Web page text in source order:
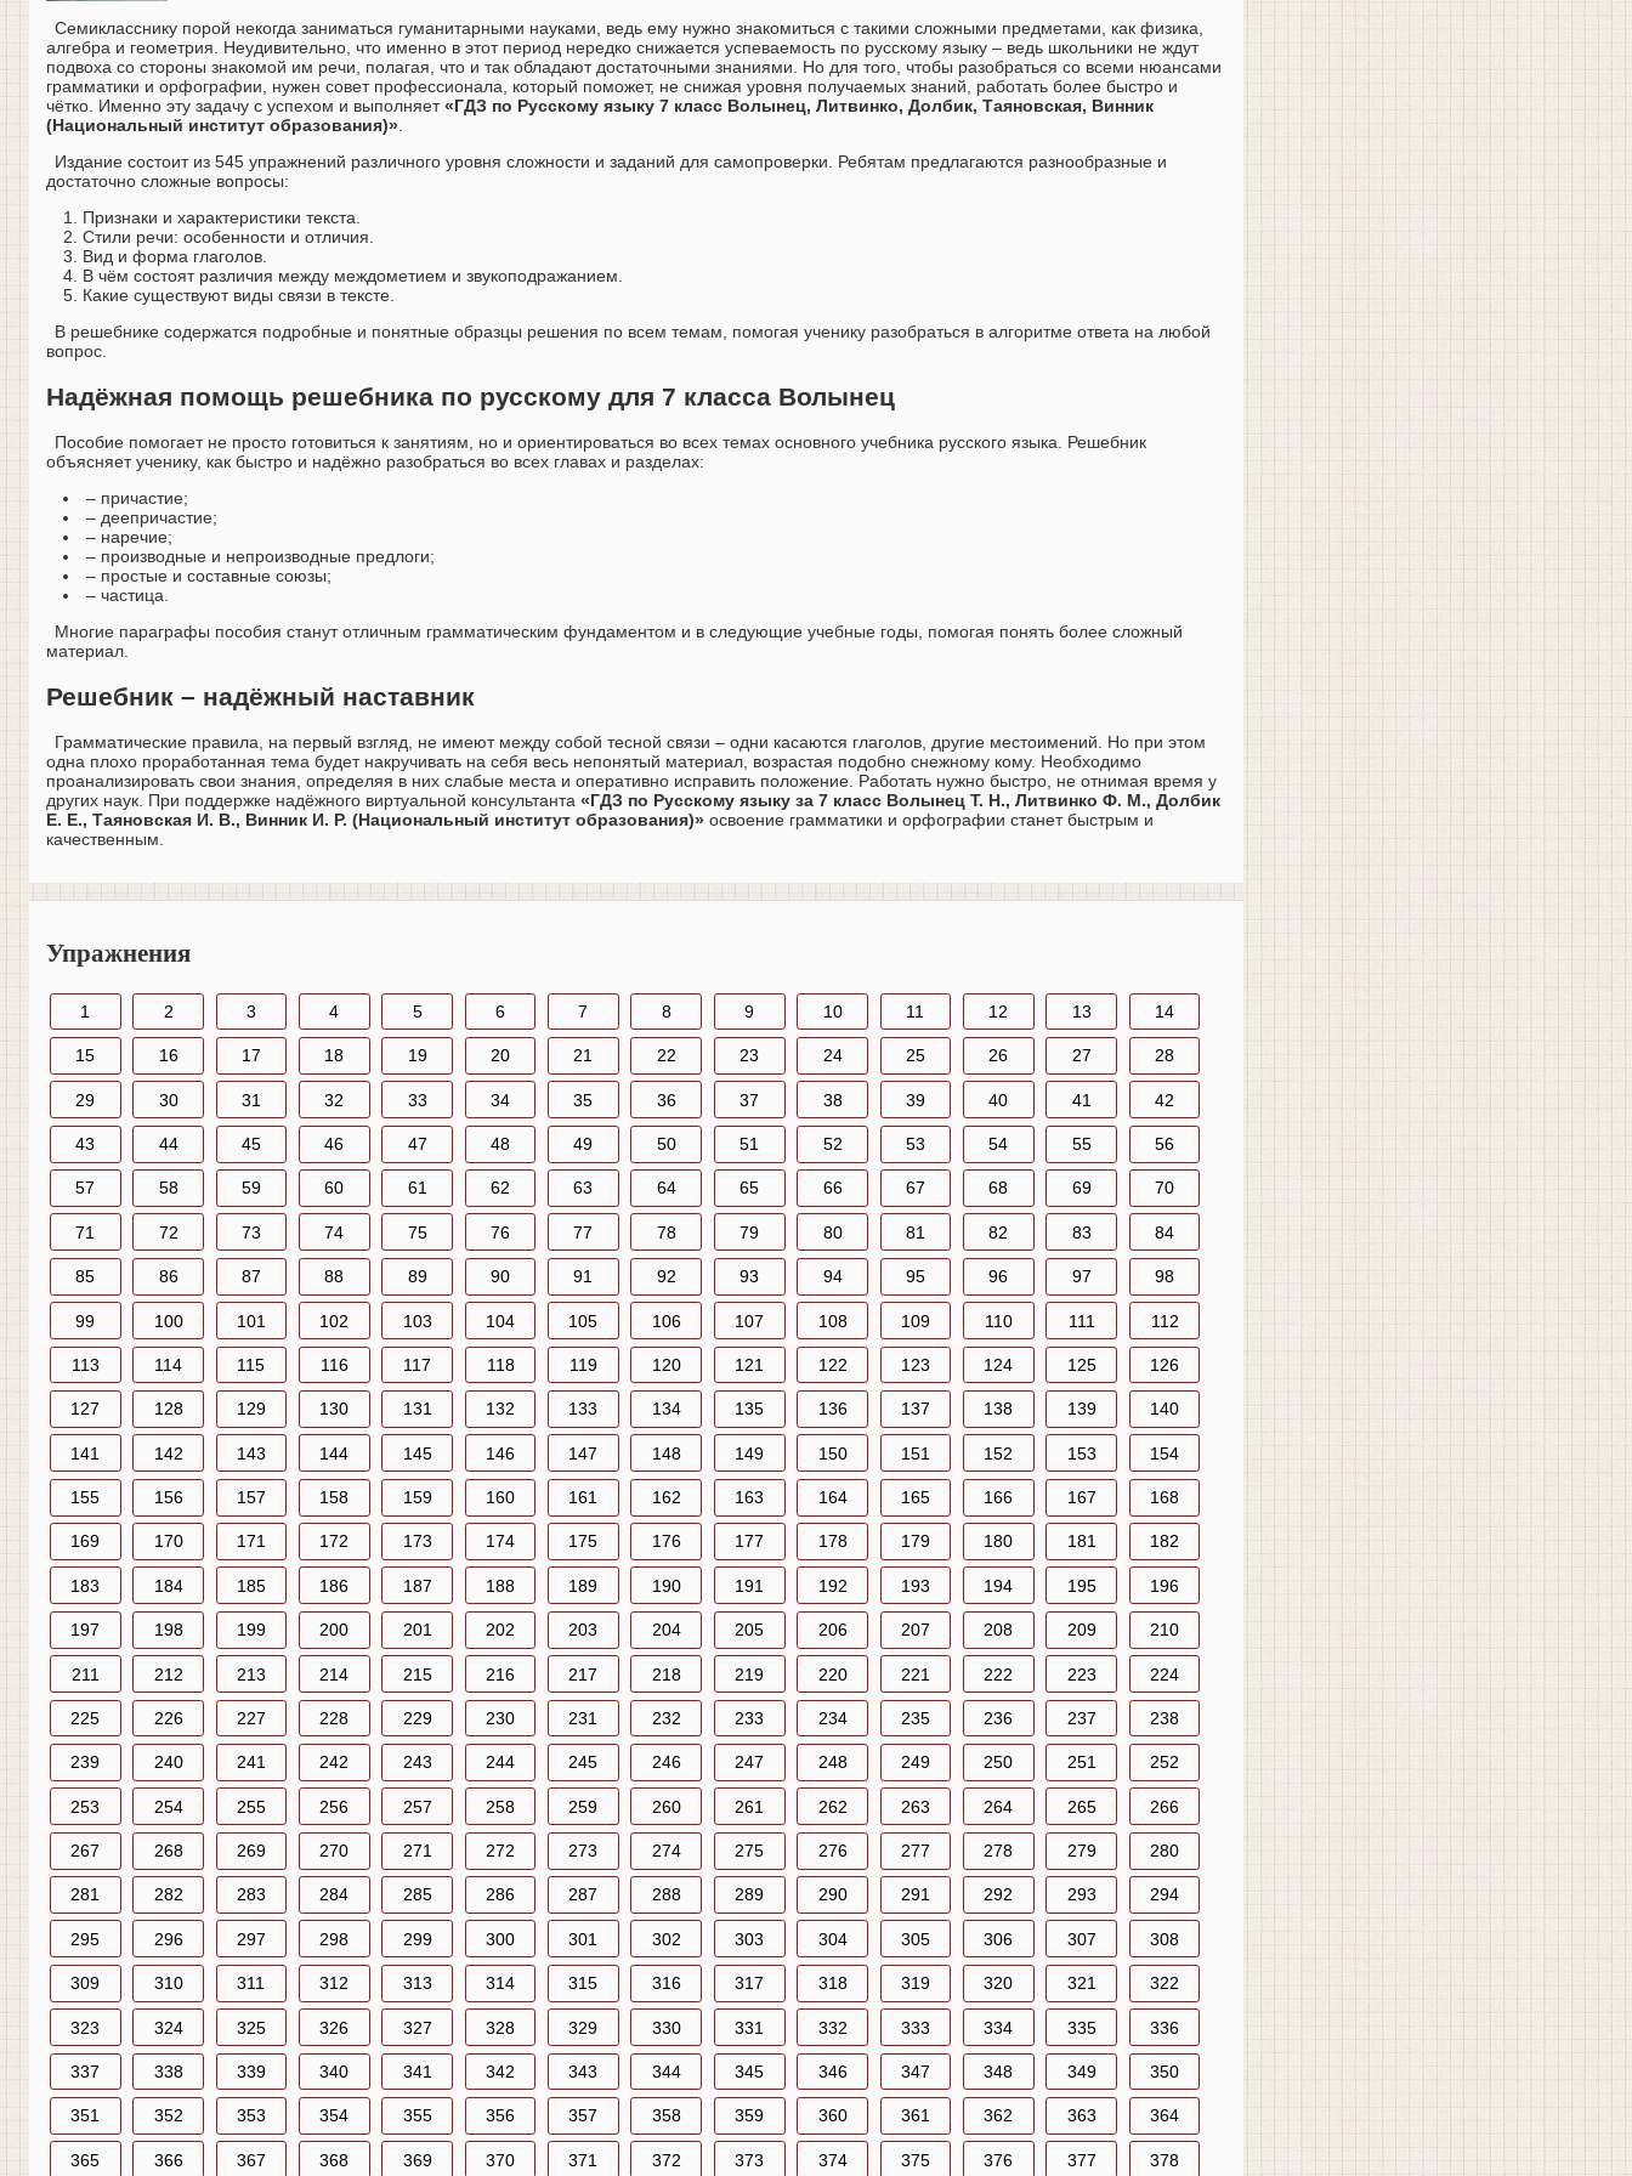
Семикласснику порой некогда заниматься гуманитарными науками, ведь ему нужно знакомиться с такими сложными предметами, как физика,
алгебра и геометрия. Неудивительно, что именно в этот период нередко снижается успеваемость по русскому языку – ведь школьники не ждут
подвоха со стороны знакомой им речи, полагая, что и так обладают достаточными знаниями. Но для того, чтобы разобраться со всеми нюансами
грамматики и орфографии, нужен совет профессионала, который поможет, не снижая уровня получаемых знаний, работать более быстро и
чётко. Именно эту задачу с успехом и выполняет«ГДЗ по Русскому языку 7 класс Волынец, Литвинко, Долбик, Таяновская, Винник
(Национальный институт образования)».
Издание состоит из 545 упражнений различного уровня сложности и заданий для самопроверки. Ребятам предлагаются разнообразные и
достаточно сложные вопросы:
Признаки и характеристики текста.
Стили речи: особенности и отличия.
Вид и форма глаголов.
В чём состоят различия между междометием и звукоподражанием.
Какие существуют виды связи в тексте.
В решебнике содержатся подробные и понятные образцы решения по всем темам, помогая ученику разобраться в алгоритме ответа на любой
вопрос.
Надёжная помощь решебника по русскому для 7 класса Волынец
Пособие помогает не просто готовиться к занятиям, но и ориентироваться во всех темах основного учебника русского языка. Решебник
объясняет ученику, как быстро и надёжно разобраться во всех главах и разделах:
– причастие;
– деепричастие;
– наречие;
– производные и непроизводные предлоги;
– простые и составные союзы;
– частица.
Многие параграфы пособия станут отличным грамматическим фундаментом и в следующие учебные годы, помогая понять более сложный
материал.
Решебник – надёжный наставник
Грамматические правила, на первый взгляд, не имеют между собой тесной связи – одни касаются глаголов, другие местоимений. Но при этом
одна плохо проработанная тема будет накручивать на себя весь непонятый материал, возрастая подобно снежному кому. Необходимо
проанализировать свои знания, определяя в них слабые места и оперативно исправить положение. Работать нужно быстро, не отнимая время у
других наук. При поддержке надёжного виртуальной консультанта «ГДЗ по Русскому языку за 7 класс Волынец Т. Н., Литвинко Ф. М., Долбик
Е. Е., Таяновская И. В., Винник И. Р. (Национальный институт образования)» освоение грамматики и орфографии станет быстрым и
качественным.
Упражнения
1 2 3 4 5 6 7 8 9 10 11 12 13 14
15 16 17 18 19 20 21 22 23 24 25 26 27 28
29 30 31 32 33 34 35 36 37 38 39 40 41 42
43 44 45 46 47 48 49 50 51 52 53 54 55 56
57 58 59 60 61 62 63 64 65 66 67 68 69 70
71 72 73 74 75 76 77 78 79 80 81 82 83 84
85 86 87 88 89 90 91 92 93 94 95 96 97 98
99 100 101 102 103 104 105 106 107 108 109 110 111 112
113 114 115 116 117 118 119 120 121 122 123 124 125 126
127 128 129 130 131 132 133 134 135 136 137 138 139 140
141 142 143 144 145 146 147 148 149 150 151 152 153 154
155 156 157 158 159 160 161 162 163 164 165 166 167 168
169 170 171 172 173 174 175 176 177 178 179 180 181 182
183 184 185 186 187 188 189 190 191 192 193 194 195 196
197 198 199 200 201 202 203 204 205 206 207 208 209 210
211 212 213 214 215 216 217 218 219 220 221 222 223 224
225 226 227 228 229 230 231 232 233 234 235 236 237 238
239 240 241 242 243 244 245 246 247 248 249 250 251 252
253 254 255 256 257 258 259 260 261 262 263 264 265 266
267 268 269 270 271 272 273 274 275 276 277 278 279 280
281 282 283 284 285 286 287 288 289 290 291 292 293 294
295 296 297 298 299 300 301 302 303 304 305 306 307 308
309 310 311 312 313 314 315 316 317 318 319 320 321 322
323 324 325 326 327 328 329 330 331 332 333 334 335 336
337 338 339 340 341 342 343 344 345 346 347 348 349 350
351 352 353 354 355 356 357 358 359 360 361 362 363 364
365 366 367 368 369 370 371 372 373 374 375 376 377 378